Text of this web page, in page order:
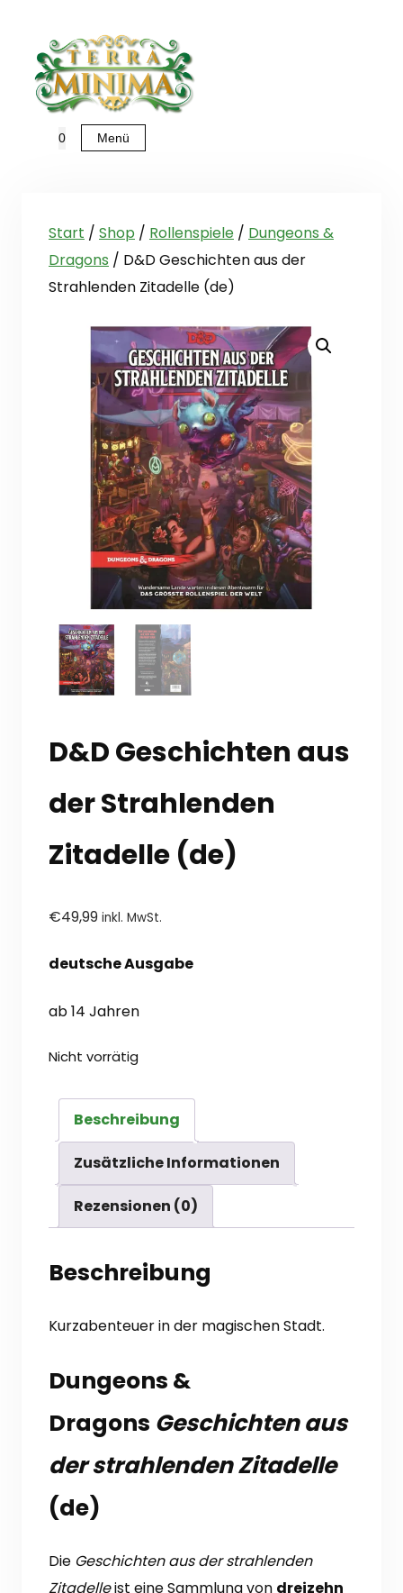
springen
0 Menü
Start / Shop / Rollenspiele / Dungeons &
Dragons / D&D Geschichten aus der
Strahlenden Zitadelle (de)
D&D Geschichten aus
der Strahlenden
Zitadelle (de)
€49,99 inkl. MwSt.
deutsche Ausgabe
ab 14 Jahren
Nicht vorrätig
Beschreibung
Zusätzliche Informationen
Rezensionen (0)
Beschreibung
Kurzabenteuer in der magischen Stadt.
Dungeons &
Dragons Geschichten aus
der strahlenden Zitadelle
(de)
Die Geschichten aus der strahlenden
Zitadelleist eine Sammlung von dreizehn